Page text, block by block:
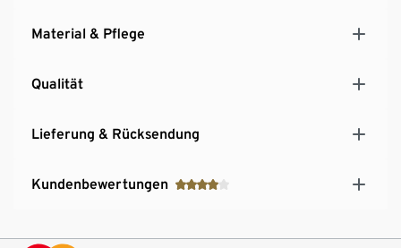
Material & Pflege
Qualität
Lieferung & Rücksendung
Kundenbewertungen